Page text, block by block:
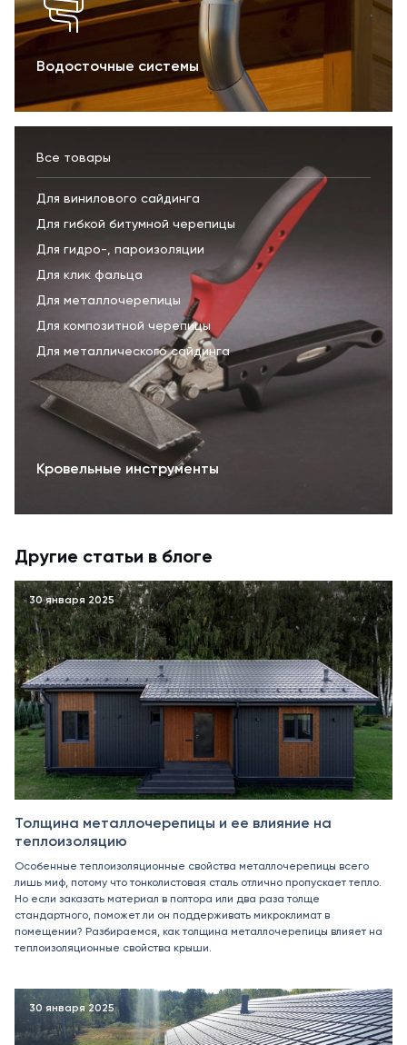
Водосточные системы
Все товары
Для винилового сайдинга
Для гибкой битумной черепицы
Для гидро-, пароизоляции
Для клик фальца
Для металлочерепицы
Для композитной черепицы
Для металлического сайдинга
Кровельные инструменты
Другие статьи в блоге
30 января 2025
Толщина металлочерепицы и ее влияние на
теплоизоляцию
Особенные теплоизоляционные свойства металлочерепицы всего
лишь миф, потому что тонколистовая сталь отлично пропускает тепло.
Но если заказать материал в полтора или два раза толще
стандартного, поможет ли он поддерживать микроклимат в
помещении? Разбираемся, как толщина металлочерепицы влияет на
теплоизоляционные свойства крыши.
30 января 2025